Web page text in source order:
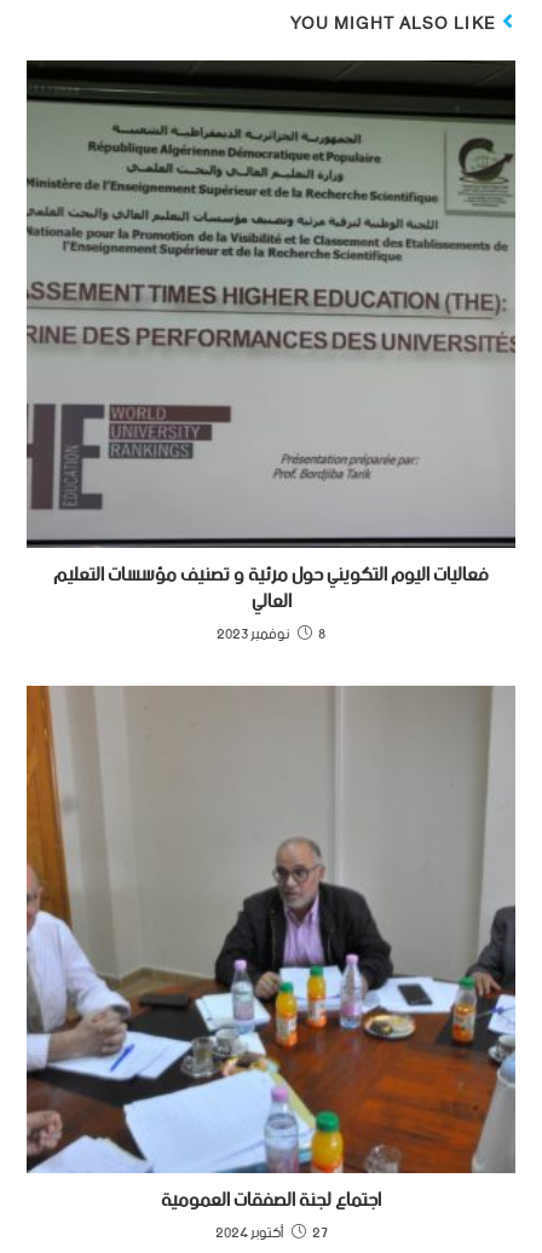
YOU MIGHT ALSO LIKE
فعاليات اليوم التكويني حول مرئية و تصنيف مؤسسات التعليم
العالي
8 نوفمبر 2023
اجتماع لجنة الصفقات العمومية
27 أكتوبر 2024